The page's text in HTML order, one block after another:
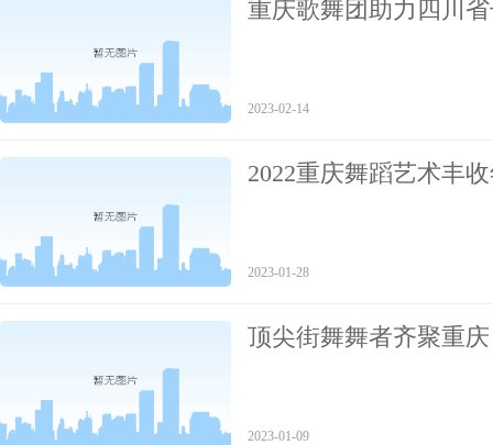
重庆歌舞团助力四川
2023-02-14
2022重庆舞蹈艺术丰
2023-01-28
顶尖街舞舞者齐聚重
2023-01-09